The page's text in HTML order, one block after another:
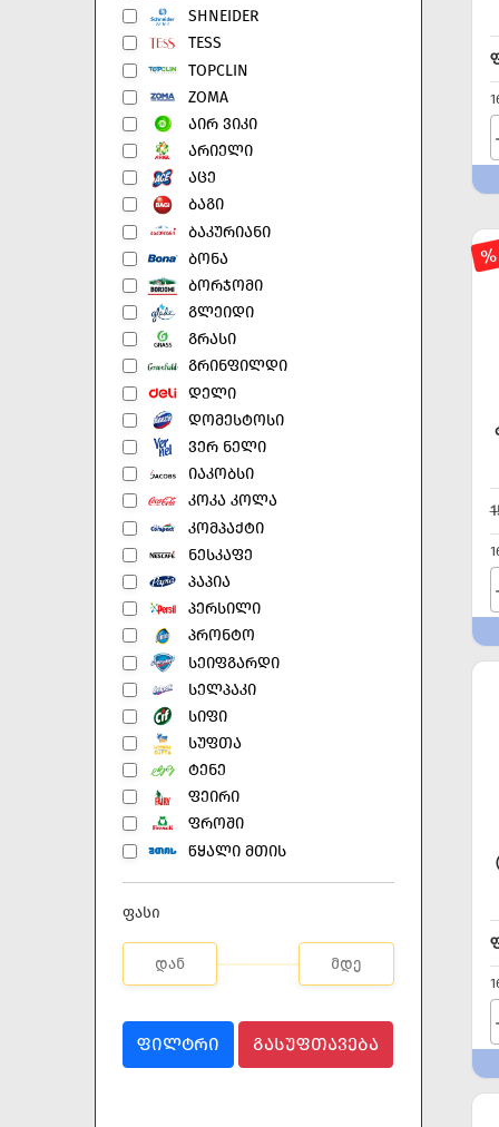
SHNEIDER
TESS
TOPCLIN
ZOMA
ᲐᲘᲠ ᲕᲘᲙᲘ
ᲐᲠᲘᲔᲚᲘ
ᲐᲪᲔ
ᲑᲐᲒᲘ
ᲑᲐᲙᲣᲠᲘᲐᲜᲘ
ᲑᲝᲜᲐ
ᲑᲝᲠᲯᲝᲛᲘ
ᲒᲚᲔᲘᲓᲘ
ᲒᲠᲐᲡᲘ
ᲒᲠᲘᲜᲤᲘᲚᲓᲘ
ᲓᲔᲚᲘ
ᲓᲝᲛᲔᲡᲢᲝᲡᲘ
ᲕᲔᲠ ᲜᲔᲚᲘ
ᲘᲐᲙᲝᲑᲡᲘ
ᲙᲝᲙᲐ ᲙᲝᲚᲐ
ᲙᲝᲛᲞᲐᲥᲢᲘ
ᲜᲔᲡᲙᲐᲤᲔ
ᲞᲐᲞᲘᲐ
ᲞᲔᲠᲡᲘᲚᲘ
ᲞᲠᲝᲜᲢᲝ
ᲡᲔᲘᲤᲒᲐᲠᲓᲘ
ᲡᲔᲚᲞᲐᲙᲘ
ᲡᲘᲤᲘ
ᲡᲣᲤᲗᲐ
ᲢᲔᲜᲔ
ᲤᲔᲘᲠᲘ
ᲤᲠᲝᲨᲘ
ᲬᲧᲐᲚᲘ ᲛᲗᲘᲡ
ფასი
ᲤᲘᲚᲢᲠᲘ ᲒᲐᲡᲣᲤᲗᲐᲕᲔᲑᲐ